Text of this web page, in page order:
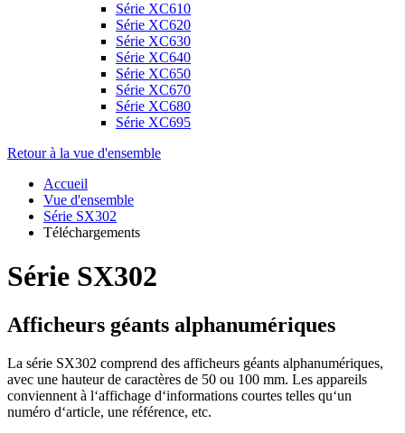
Série XC610
Série XC620
Série XC630
Série XC640
Série XC650
Série XC670
Série XC680
Série XC695
Retour à la vue d'ensemble
Accueil
Vue d'ensemble
Série SX302
Téléchargements
Série SX302
Afficheurs géants alphanumériques
La série SX302 comprend des afficheurs géants alphanumériques,
avec une hauteur de caractères de 50 ou 100 mm. Les appareils
conviennent à l‘affichage d‘informations courtes telles qu‘un
numéro d‘article, une référence, etc.